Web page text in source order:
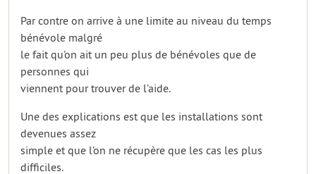
Par contre on arrive à une limite au niveau du temps
bénévole malgré
le fait qu’on ait un peu plus de bénévoles que de
personnes qui
viennent pour trouver de l’aide.
Une des explications est que les installations sont
devenues assez
simple et que l’on ne récupère que les cas les plus
difficiles.